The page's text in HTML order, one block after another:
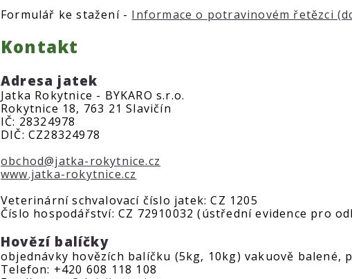
Formulář ke stažení - Informace o potravinovém řetězci
Kontakt
Adresa jatek
Jatka Rokytnice - BYKARO s.r.o.
Rokytnice 18, 763 21 Slavičín
IČ: 28324978
DIČ: CZ28324978
obchod@jatka-rokytnice.cz
www.jatka-rokytnice.cz
Veterinární schvalovací číslo jatek: CZ 1205
Číslo hospodářství: CZ 72910032 (ústřední evidence pro
Hovězí balíčky
objednávky hovězích balíčku (5kg, 10kg) vakuově balené,
Telefon: +420 608 118 108